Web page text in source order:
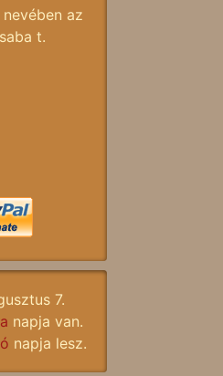
az
t.
7.
napja van.
napja lesz.